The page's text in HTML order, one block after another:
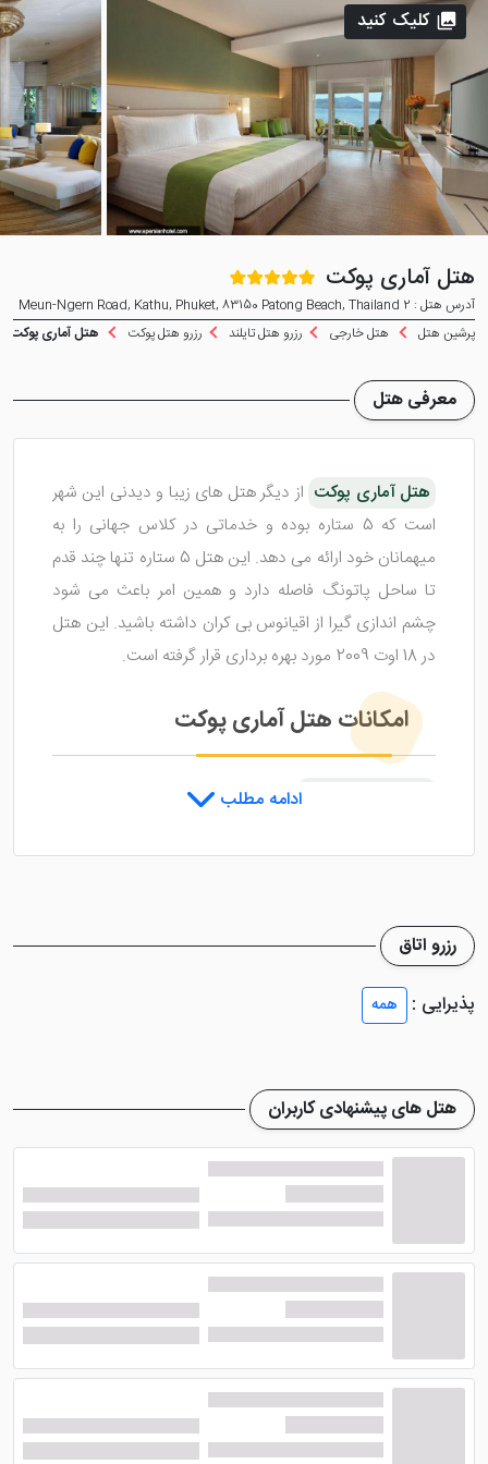
هتل آماری پوکت
آدرس هتل : 2 Meun-Ngern Road, Kathu, Phuket, 83150 Patong Beach, Thailand
پرشین هتل
هتل خارجی رزرو هتل تایلند رزرو هتل پوکت هتل آماری پوکت
کلیک کنید
معرفی هتل
هتل آماری پوکت از دیگر هتل های زیبا و دیدنی این شهر
است که 5 ستاره بوده و خدماتی در کلاس جهانی را به
میهمانان خود ارائه می دهد. این هتل 5 ستاره تنها چند قدم
تا ساحل پاتونگ فاصله دارد و همین امر باعث می شود
چشم اندازی گیرا از اقیانوس بی کران داشته باشید. این هتل
در 18 اوت 2009 مورد بهره برداری قرار گرفته است.
امکانات هتل آماری پوکت
دارای 2 استخر روباز می باشد که
تناسب اندام هتل نیز بسیار پیشرفته بوده و برای پرورش و
سونا، جکوزی و سالن ماساژ می شود، نیز در دسترس
میهمانان خواهد بود تا درد عضلانی و سموم بدن خود را دفع
نمایند. سالن اسپا هم برای زیباسازی پوست و ریلکسیشن
مورد استفاده قرار می گیرد.
رایگان را در دسترس قرار داده و پارکینگی را هم برای
گردشگرانی که با خودرو سفر کرده اند نیز تدارک دیده است.
اتاق های خانوادگی، خدمات صرافی، خدمات نظافت اتاق ها،
خدمات روم سرویس، خدمات اتوشویی و خشک شویی و ...
هم در دسترس می باشد. دستگاه خودپرداز نیز برای رفاه
میهمانان در هتل وجود دارد.
اتاق ها و رستوران هتل آماری پوکت
هتل 5 ستاره آماری پوکت
دارای اتاق هایی روشن و
وسیع است که به سیستم خوشبو کننده هوا مجهز هستند تا
همواره فضایی فوق العاده مطبوع در اتاق حاکم باشد. در
ادامه مطلب
رزرو اتاق
پذیرایی :
همه
هتل های پیشنهادی کاربران